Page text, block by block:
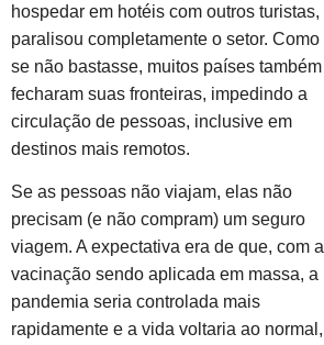
hospedar em hotéis com outros turistas,
paralisou completamente o setor. Como
se não bastasse, muitos países também
fecharam suas fronteiras, impedindo a
circulação de pessoas, inclusive em
destinos mais remotos.
Se as pessoas não viajam, elas não
precisam (e não compram) um seguro
viagem. A expectativa era de que, com a
vacinação sendo aplicada em massa, a
pandemia seria controlada mais
rapidamente e a vida voltaria ao normal,